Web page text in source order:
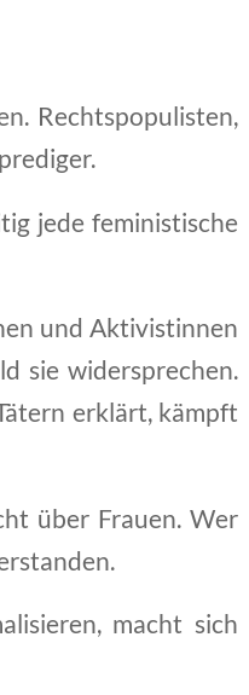
Rechtspopulisten,
jede feministische
und Aktivistinnen
sie widersprechen.
erklärt, kämpft
über Frauen. Wer
macht sich